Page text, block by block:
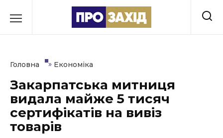
до
Культура
Освіта
Головна » Економіка
Закарпатська митниця
видала майже 5 тисяч
сертифікатів на вивіз
товарів